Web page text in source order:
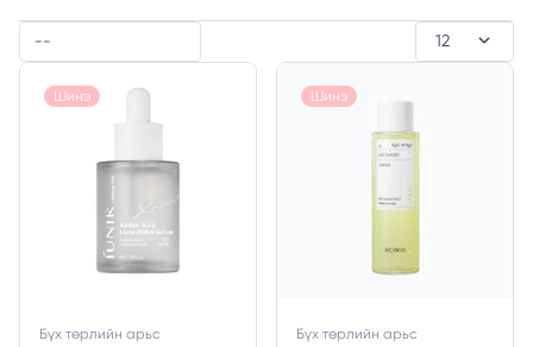
Шинэ
Бүх төрлийн арьс
Шинэ
Бүх төрлийн арьс